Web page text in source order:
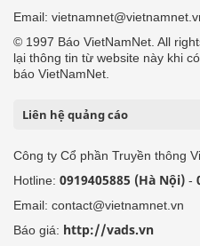
Email:
© 1997 Báo VietNamNet. All
lại thông tin từ website này khi
báo VietNamNet.
Liên hệ quảng cáo
Công ty Cổ phần Truyền thông
Hotline: 0919405885 (Hà Nội) -
Email: contact@vietnamnet.vn
Báo giá: http://vads.vn